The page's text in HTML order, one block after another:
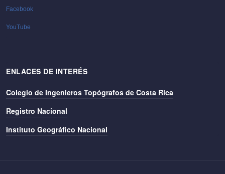
Facebook
YouTube
ENLACES DE INTERÉS
Colegio de Ingenieros Topógrafos de Costa Rica
Registro Nacional
Instituto Geográfico Nacional